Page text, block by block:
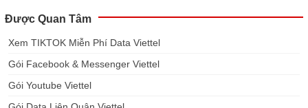
Được Quan Tâm
Xem TIKTOK Miễn Phí Data Viettel
Gói Facebook & Messenger Viettel
Gói Youtube Viettel